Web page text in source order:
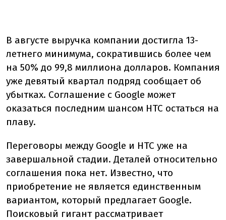
В августе выручка компании достигла 13-
летнего минимума, сократившись более чем
на 50% до 99,8 миллиона долларов. Компания
уже девятый квартал подряд сообщает об
убытках. Соглашение с Google может
оказаться последним шансом HTC остаться на
плаву.
Переговоры между Google и HTC уже на
завершальной стадии. Деталей относительно
соглашения пока нет. Известно, что
приобретение не является единственным
вариантом, который предлагает Google.
Поисковый гигант рассматривает